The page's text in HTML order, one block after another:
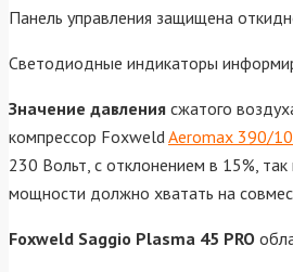
Панель управления защищена
Светодиодные индикаторы
Значение давления сжатого
компрессор FoxweldAeromax 390/
230 Вольт, с отклонением в 15%,
мощности должно хватать на
Foxweld Saggio Plasma 45 PRO